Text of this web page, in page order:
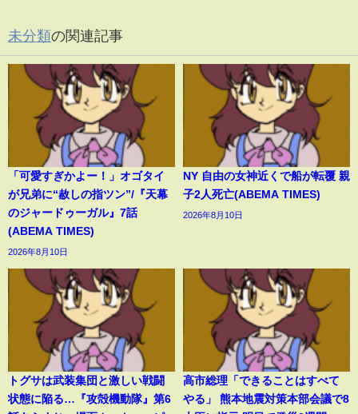
未分類の関連記事
「可愛すぎかよー！」オゴタイ
が兄弟に“赦しの指ツン”/『天幕
のジャードゥーガル』7話
(ABEMA TIMES)
2026年8月10日
NY 自由の女神近くで船が転覆 親
子2人死亡(ABEMA TIMES)
2026年8月10日
トグサは武装集団と激しい戦闘
状態に陥る…『攻殻機動隊』第6
高市総理「できることはすべて
やる」 熊本地震対策本部会議で8